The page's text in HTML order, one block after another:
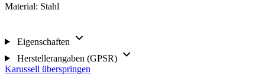
Material: Stahl
Eigenschaften
Herstellerangaben (GPSR)
Karussell überspringen